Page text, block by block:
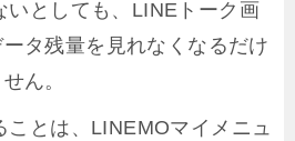
いとしても、LINEトーク画
タ残量を見れなくなるだけ
ん。
ことは、LINEMOマイメニュ